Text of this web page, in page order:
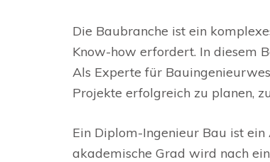
Die Baubranche ist ein
Know-how erfordert. In diesem
Als Experte für
Projekte erfolgreich zu planen,
Ein Diplom-Ingenieur Bau ist
akademische Grad wird nach